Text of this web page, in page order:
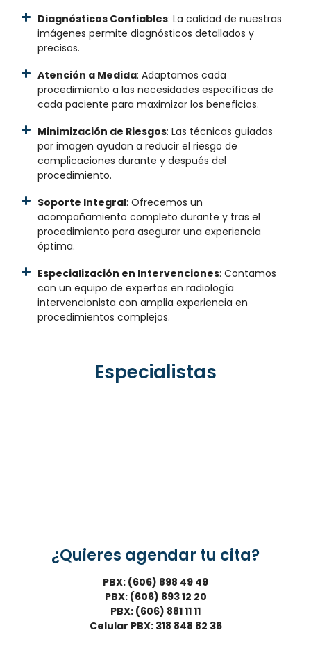
Diagnósticos Confiables: La calidad de nuestras
imágenes permite diagnósticos detallados y
precisos.
Atención a Medida: Adaptamos cada
procedimiento a las necesidades específicas de
cada paciente para maximizar los beneficios.
Minimización de Riesgos: Las técnicas guiadas
por imagen ayudan a reducir el riesgo de
complicaciones durante y después del
procedimiento.
Soporte Integral: Ofrecemos un
acompañamiento completo durante y tras el
procedimiento para asegurar una experiencia
óptima.
Especialización en Intervenciones: Contamos
con un equipo de expertos en radiología
intervencionista con amplia experiencia en
procedimientos complejos.
Especialistas
¿Quieres agendar tu cita?
PBX: (606) 898 49 49
PBX: (606) 893 12 20
PBX: (606) 881 11 11
Celular PBX: 318 848 82 36